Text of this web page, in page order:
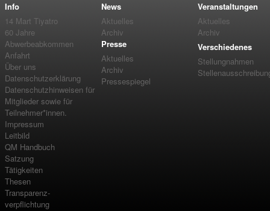
Info
14 Mart Tiyatro
60 Jahre
Abwerbeabkommen
Anfahrt
Über uns
Datenschutzerklärung
Datenschutzhinweisen für
Mitglieder sowie für
Teilnehmer*innen.
Impressum
Leitbild
QM Handbuch
Satzung
Tätigkeiten
Thesen
Transparenz-
verpflichtung
News
Aktuelles
Archiv
Presse
Aktuelles
Archiv
Pressespiegel
Veranstaltungen
Aktuelles
Archiv
Verschiedenes
Stellungnahmen